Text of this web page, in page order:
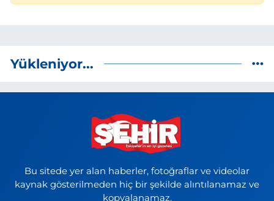
Yükleniyor...
Bu sitede yer alan haberler, fotoğraflar ve videolar
kaynak gösterilmeden hiç bir şekilde alıntılanamaz ve
kopyalanamaz.